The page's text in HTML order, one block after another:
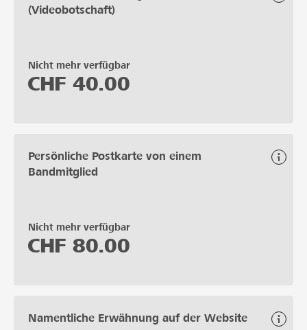
(Videobotschaft)
Nicht mehr verfügbar
CHF 40.00
Persönliche Postkarte von einem
Bandmitglied
Nicht mehr verfügbar
CHF 80.00
Namentliche Erwähnung auf der Website